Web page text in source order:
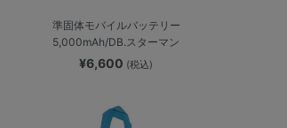
準固体モバイルバッテリー
5,000mAh/DB.スターマン
¥6,600 (税込)